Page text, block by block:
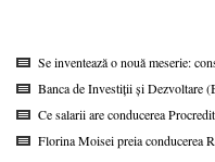
Se inventează o nouă meserie:
Banca de Investiții și Dezvoltare
Ce salarii are conducerea Procredit
Florina Moisei preia conducerea